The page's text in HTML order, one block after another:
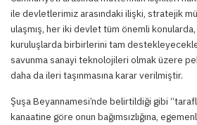
ile devletlerimiz arasındaki ilişki, stratejik
ulaşmış, her iki devlet tüm önemli
kuruluşlarda birbirlerini tam
savunma sanayi teknolojileri olmak üzere
daha da ileri taşınmasına karar verilmiştir.
Şuşa Beyannamesi’nde belirtildiği gibi
kanaatine göre onun bağımsızlığına,